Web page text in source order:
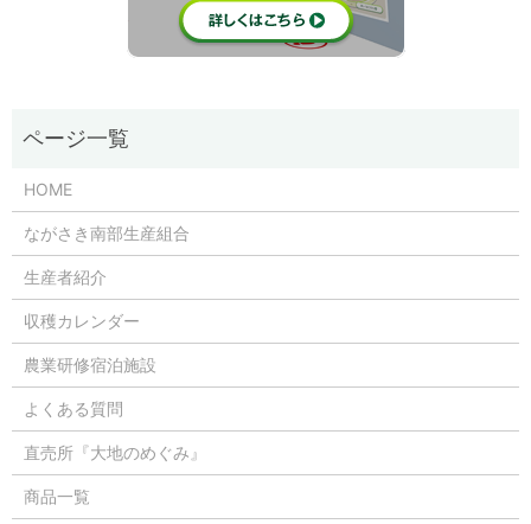
HOME
ながさき南部生産組合
生産者紹介
収穫カレンダー
農業研修宿泊施設
よくある質問
直売所『大地のめぐみ』
商品一覧